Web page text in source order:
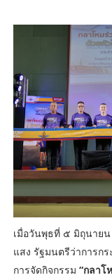
เมื่อวันพุธที่ ๕ มิถุนาย
แสง รัฐมนตรีว่าการก
การจัดกิจกรรม “กลาโ